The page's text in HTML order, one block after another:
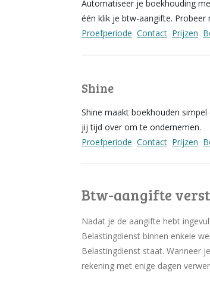
Automatiseer je boekhouding
één klik je btw-aangifte. Probeer
Proefperiode Contact Prijzen
Shine
Shine maakt boekhouden
jij tijd over om te ondernemen.
Proefperiode Contact Prijzen
Btw-aangifte
Nadat je de aangifte hebt
Belastingdienst binnen enkele
Belastingdienst staat. Wanneer
rekening met enige dagen